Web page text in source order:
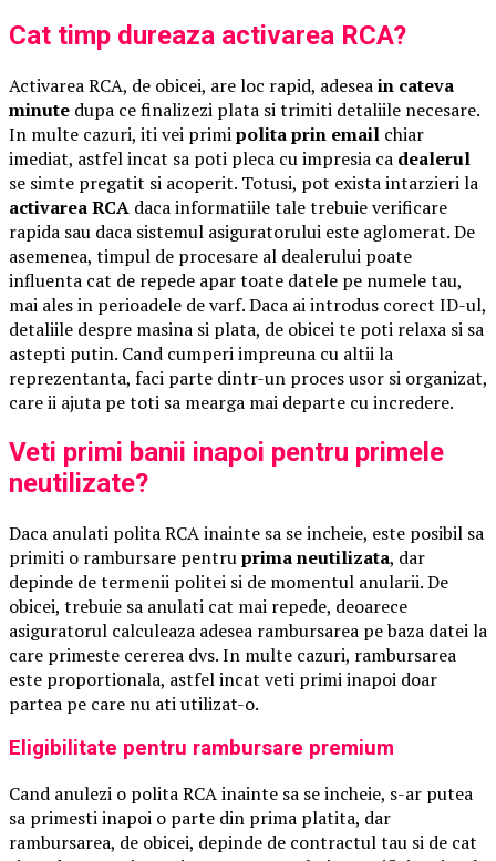
Cat timp dureaza activarea RCA?
Activarea RCA, de obicei, are loc rapid, adeseain cateva
minute dupa ce finalizezi plata si trimiti detaliile necesare.
In multe cazuri, iti vei primipolita prin email chiar
imediat, astfel incat sa poti pleca cu impresia ca dealerul
se simte pregatit si acoperit. Totusi, pot exista intarzieri la
activarea RCA daca informatiile tale trebuie verificare
rapida sau daca sistemul asiguratorului este aglomerat. De
asemenea, timpul de procesare al dealerului poate
influenta cat de repede apar toate datele pe numele tau,
mai ales in perioadele de varf. Daca ai introdus corect ID-ul,
detaliile despre masina si plata, de obicei te poti relaxa si sa
astepti putin. Cand cumperi impreuna cu altii la
reprezentanta, faci parte dintr-un proces usor si organizat,
care ii ajuta pe toti sa mearga mai departe cu incredere.
Veti primi banii inapoi pentru primele
neutilizate?
Daca anulati polita RCA inainte sa se incheie, este posibil sa
primiti o rambursare pentruprima neutilizata, dar
depinde de termenii politei si de momentul anularii. De
obicei, trebuie sa anulati cat mai repede, deoarece
asiguratorul calculeaza adesea rambursarea pe baza datei la
care primeste cererea dvs. In multe cazuri, rambursarea
este proportionala, astfel incat veti primi inapoi doar
partea pe care nu ati utilizat-o.
Eligibilitate pentru rambursare premium
Cand anulezi o polita RCA inainte sa se incheie, s-ar putea
sa primesti inapoi o parte din prima platita, dar
rambursarea, de obicei, depinde de contractul tau si de cat